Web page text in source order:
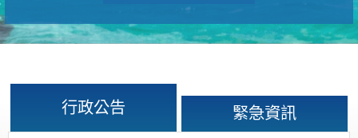
行政公告 緊急資訊